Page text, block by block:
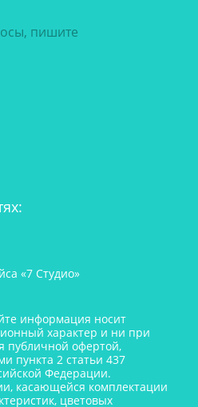
пишите
«7 Студио»
информация носит
характер и ни при
публичной офертой,
пункта 2 статьи 437
Федерации.
касающейся комплектации
цветовых